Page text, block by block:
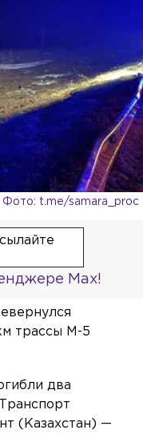
Фото: t.me/samara_proc
Max!
трассы М-5
два
(Казахстан) —